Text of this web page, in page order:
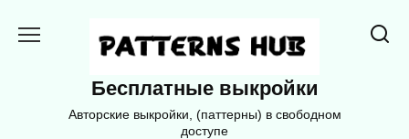
Бесплатные выкройки
Авторские выкройки, (паттерны) в свободном
доступе